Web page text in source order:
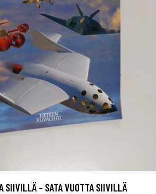
SIIVILLÄ - SATA VUOTTA SIIVILLÄ